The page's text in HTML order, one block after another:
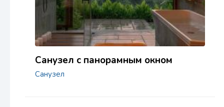
Санузел с панорамным окном
Санузел